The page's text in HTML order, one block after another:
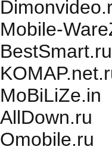
Mobile-
BestSmart.ru
MoBiLiZe.in
AllDown.ru
Оmobile.ru